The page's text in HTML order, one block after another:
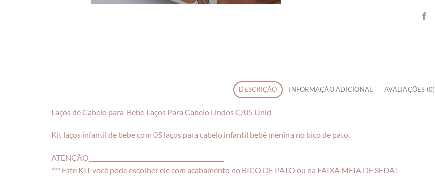
DESCRIÇÃO INFORMAÇÃO ADICIONAL AVALIAÇÕES (0)
Laços de Cabelo para Bebe Laços Para Cabelo Lindos C/05 Unid
Kit laços infantil de bebe com 05 laços para cabelo infantil bebê menina no bico de pato.
ATENÇÃO_____________________________________________
*** Este KIT você pode escolher ele com acabamento no BICO DE PATO ou na FAIXA MEIA DE SEDA!